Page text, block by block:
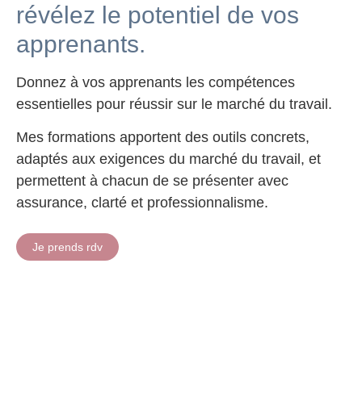
révélez le potentiel de vos
apprenants.
Donnez à vos apprenants les compétences
essentielles pour réussir sur le marché du travail.
Mes formations apportent des outils concrets,
adaptés aux exigences du marché du travail, et
permettent à chacun de se présenter avec
assurance, clarté et professionnalisme.
Je prends rdv